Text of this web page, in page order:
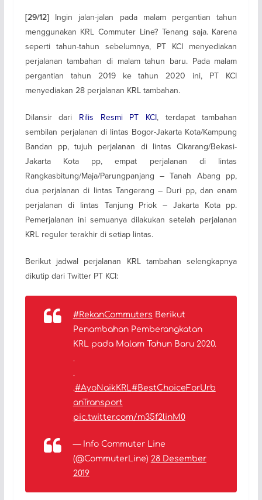
[29/12] Ingin jalan-jalan pada malam pergantian tahun
menggunakan KRL Commuter Line? Tenang saja. Karena
seperti tahun-tahun sebelumnya, PT KCI menyediakan
perjalanan tambahan di malam tahun baru. Pada malam
pergantian tahun 2019 ke tahun 2020 ini, PT KCI
menyediakan 28 perjalanan KRL tambahan.
Dilansir dari Rilis Resmi PT KCI, terdapat tambahan
sembilan perjalanan di lintas Bogor-Jakarta Kota/Kampung
Bandan pp, tujuh perjalanan di lintas Cikarang/Bekasi-
Jakarta Kota pp, empat perjalanan di lintas
Rangkasbitung/Maja/Parungpanjang – Tanah Abang pp,
dua perjalanan di lintas Tangerang – Duri pp, dan enam
perjalanan di lintas Tanjung Priok – Jakarta Kota pp.
Pemerjalanan ini semuanya dilakukan setelah perjalanan
KRL reguler terakhir di setiap lintas.
Berikut jadwal perjalanan KRL tambahan selengkapnya
dikutip dari Twitter PT KCI:
#RekanCommuters Berikut
Penambahan Pemberangkatan
KRL pada Malam Tahun Baru 2020.
.
.
.#AyoNaikKRL #BestChoiceForUrb
anTransport
pic.twitter.com/m35f2linM0
— Info Commuter Line
(@CommuterLine) 28 Desember
2019